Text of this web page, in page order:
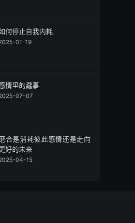
何停止自我内耗
01-19
情里的蠢事
07-07
合是消耗彼此感情还是走向
好的未来
04-15